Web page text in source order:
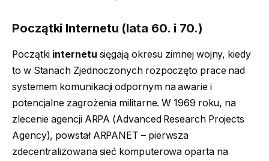
Początki Internetu (lata 60. i 70.)
Początki internetu sięgają okresu zimnej wojny, kiedy
to w Stanach Zjednoczonych rozpoczęto prace nad
systemem komunikacji odpornym na awarie i
potencjalne zagrożenia militarne. W 1969 roku, na
zlecenie agencji ARPA (Advanced Research Projects
Agency), powstał ARPANET – pierwsza
zdecentralizowana sieć komputerowa oparta na